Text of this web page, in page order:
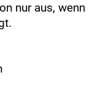
nur aus, wenn